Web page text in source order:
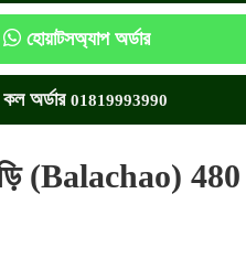
হোয়াটসঅ্যাপ অর্ডার
কল অর্ডার 01819993990
(Balachao)